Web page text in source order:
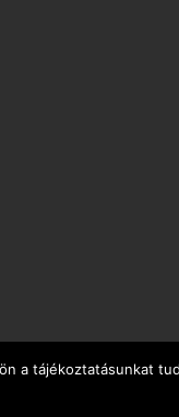
a tájékoztatásunkat